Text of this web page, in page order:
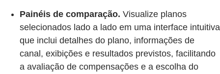
Painéis de comparação. Visualize planos
selecionados lado a lado em uma interface intuitiva
que inclui detalhes do plano, informações de
canal, exibições e resultados previstos, facilitando
a avaliação de compensações e a escolha do